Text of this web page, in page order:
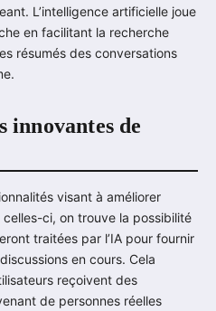
L’intelligence artificielle joue
en facilitant la recherche
résumés des conversations
innovantes de
visant à améliorer
celles-ci, on trouve la possibilité
traitées par l’IA pour fournir
en cours. Cela
reçoivent des
de personnes réelles